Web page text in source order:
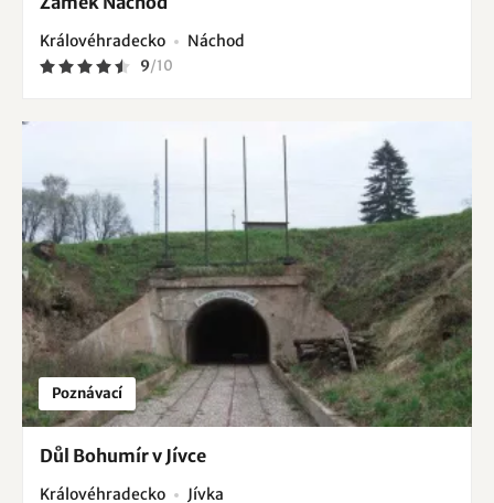
Královéhradecko Náchod
9/10
Poznávací
Důl Bohumír v Jívce
Královéhradecko Jívka